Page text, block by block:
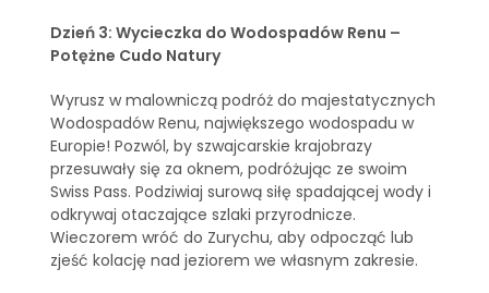
Dzień 3: Wycieczka do Wodospadów Renu –
Potężne Cudo Natury
Wyrusz w malowniczą podróż do majestatycznych
Wodospadów Renu, największego wodospadu w
Europie! Pozwól, by szwajcarskie krajobrazy
przesuwały się za oknem, podróżując ze swoim
Swiss Pass. Podziwiaj surową siłę spadającej wody i
odkrywaj otaczające szlaki przyrodnicze.
Wieczorem wróć do Zurychu, aby odpocząć lub
zjeść kolację nad jeziorem we własnym zakresie.